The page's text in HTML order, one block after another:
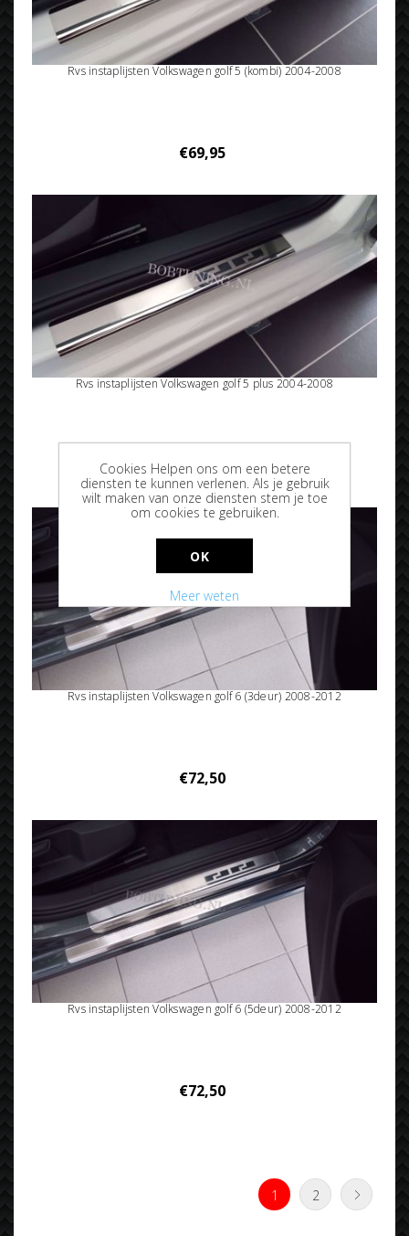
Rvs instaplijsten Volkswagen golf 5 (kombi) 2004-2008
€69,95
Rvs instaplijsten Volkswagen golf 5 plus 2004-2008
€69,95
Rvs instaplijsten Volkswagen golf 6 (3deur) 2008-2012
€72,50
Rvs instaplijsten Volkswagen golf 6 (5deur) 2008-2012
€72,50
1 2
Cookies Helpen ons om een betere
diensten te kunnen verlenen. Als je gebruik
wilt maken van onze diensten stem je toe
om cookies te gebruiken.
OK
Meer weten